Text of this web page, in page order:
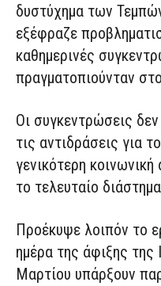
δυστύχημα των
εξέφραζε
καθημερινές
πραγματοπιούνταν
Οι συγκεντρώσεις
τις αντιδράσεις για
γενικότερη
το τελευταίο
Προέκυψε λοιπόν το
ημέρα της άφιξης της
Μαρτίου υπάρξουν